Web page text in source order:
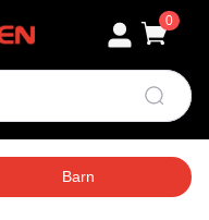
0
Barn